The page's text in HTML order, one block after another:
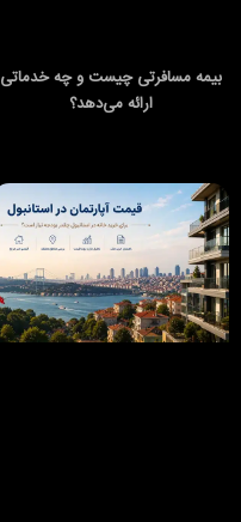
بیمه مسافرتی چیست و چه خدماتی
ارائه می‌دهد؟